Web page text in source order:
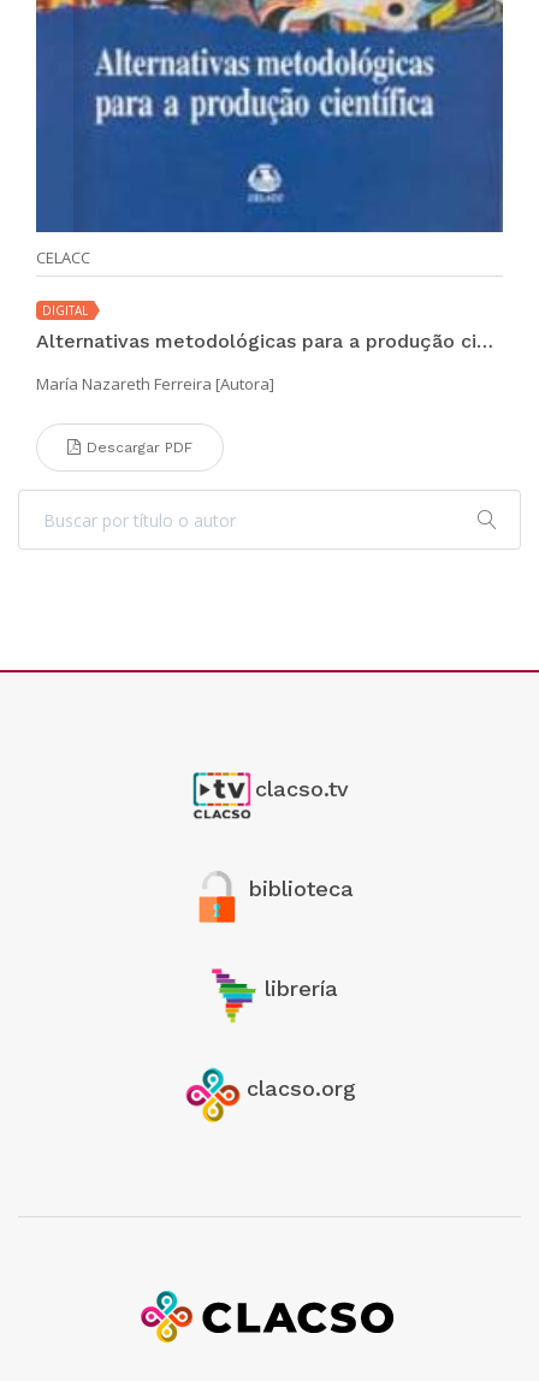
CELACC
DIGITAL
Alternativas metodológicas para a produção cientifica
María Nazareth Ferreira [Autora]
Descargar PDF
clacso.tv
biblioteca
librería
clacso.org